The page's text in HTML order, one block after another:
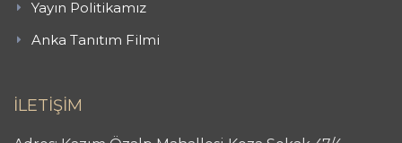
Yayın Politikamız
Anka Tanıtım Filmi
İLETİŞİM